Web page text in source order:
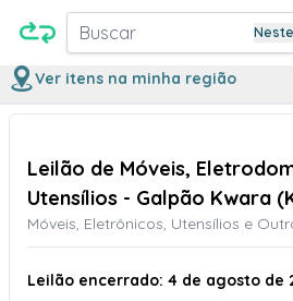
Buscar
Ver itens na minha região
Leilão de Móveis,
Utensílios - Galpão Kwara
Móveis, Eletrônicos, Utensílios e
Leilão encerrado: 4 de agosto de